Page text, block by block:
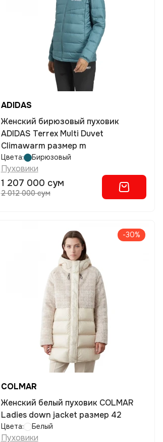
ADIDAS
Женский бирюзовый пуховик
ADIDAS Terrex Multi Duvet
Climawarm размер m
Цвета: Бирюзовый
Пуховики
1 207 000 сум
2 012 000 сум
-30%
COLMAR
Женский белый пуховик COLMAR
Ladies down jacket размер 42
Цвета: Белый
Пуховики